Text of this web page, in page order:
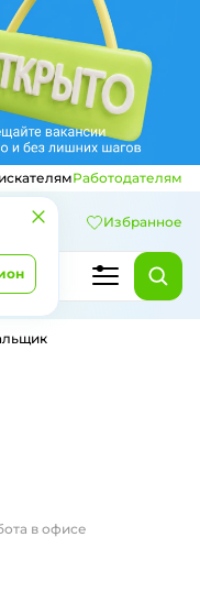
Работодателям
Избранное
в офисе